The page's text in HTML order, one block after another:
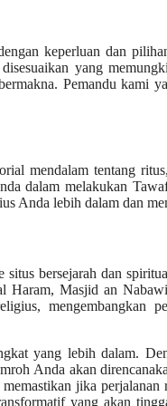
keperluan dan
yang
Pemandu kami
mendalam tentang
dalam melakukan
Anda lebih dalam dan
bersejarah dan
Haram, Masjid an
mengembangkan
yang lebih dalam.
Anda akan
jika perjalanan
yang akan